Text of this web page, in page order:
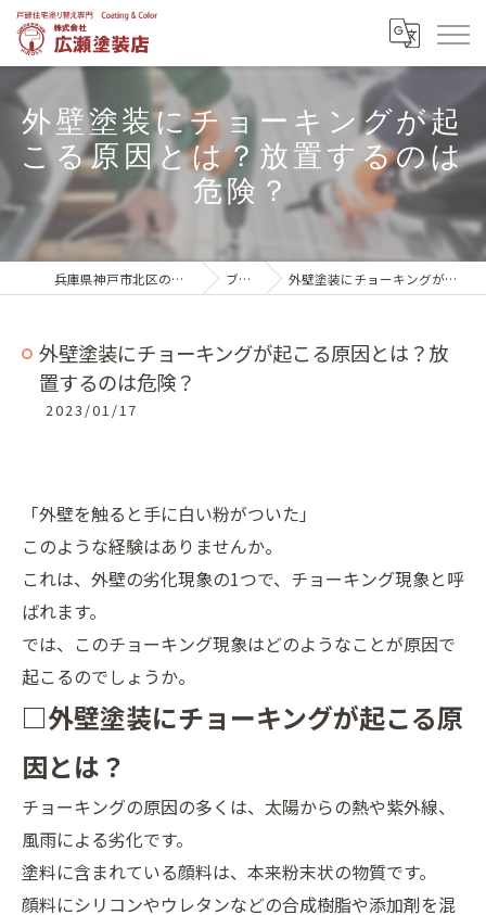
外壁塗装にチョーキングが起
こる原因とは？放置するのは
危険？
兵庫県神戸市北区の外壁塗装は株式会社広瀬塗装店 ブログ一覧 外壁塗装にチョーキングが起こる原因とは？放置するのは危険？
外壁塗装にチョーキングが起こる原因とは？放
置するのは危険？
2023/01/17
「外壁を触ると手に白い粉がついた」
このような経験はありませんか。
これは、外壁の劣化現象の1つで、チョーキング現象と呼
ばれます。
では、このチョーキング現象はどのようなことが原因で
起こるのでしょうか。
□外壁塗装にチョーキングが起こる原
因とは？
チョーキングの原因の多くは、太陽からの熱や紫外線、
風雨による劣化です。
塗料に含まれている顔料は、本来粉末状の物質です。
顔料にシリコンやウレタンなどの合成樹脂や添加剤を混